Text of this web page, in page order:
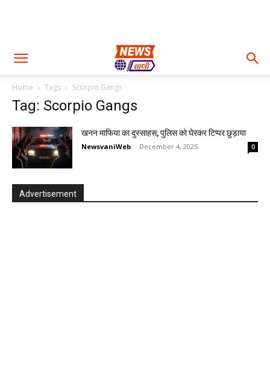
Home Tags Scorpio Gangs
Tag: Scorpio Gangs
खनन माफिया का दुस्साहस, पुलिस को घेरकर टिप्पर छुड़ाया
NewsvaniWeb - December 4, 2025 0
Advertisement